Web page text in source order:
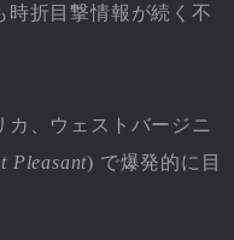
時折目撃情報が続く不
カ、ウェストバージニ
Pleasant) で爆発的に目